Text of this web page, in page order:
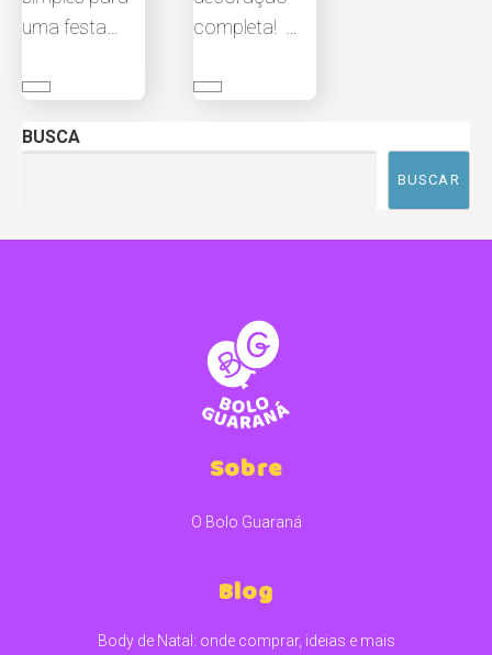
uma festa…
completa! …
BUSCA
BUSCAR
Sobre
O Bolo Guaraná
Blog
Body de Natal: onde comprar, ideias e mais